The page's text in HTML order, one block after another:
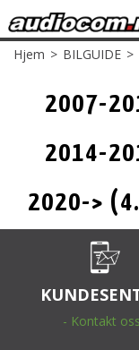
Hjem>BILGUIDE
2007-
2014-
2020->
Stage V
- Kontakt oss